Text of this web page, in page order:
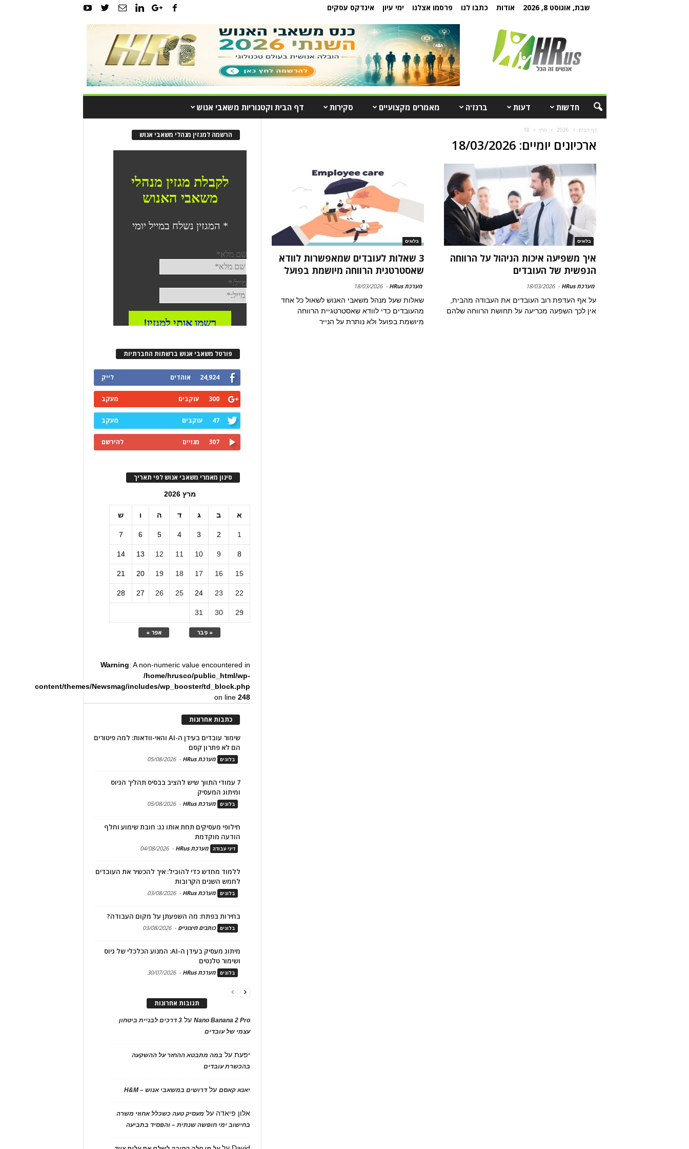
שבת, אוגוסט 8, 2026 אודות כתבו לנו פרסמו אצלנו ימי עיון אינדקס עסקים
חדשות דעות ברנז'ה מאמרים מקצועיים סקירות דף הבית וקטגוריות משאבי אנוש
דף הבית 2026 מרץ 18
ארכיונים יומיים: 18/03/2026
בלוגים
איך משפיעה איכות הניהול על הרווחה
הנפשית של העובדים
מערכת HRus -
18/03/2026
על אף העדפת רוב העובדים את העבודה מהבית,
אין לכך השפעה מכריעה על תחושת הרווחה שלהם
בלוגים
3 שאלות לעובדים שמאפשרות לוודא
שאסטרטגית הרווחה מיושמת בפועל
מערכת HRus -
18/03/2026
שאלות שעל מנהל משאבי האנוש לשאול כל אחד
מהעובדים כדי לוודא שאסטרטגיית הרווחה
מיושמת בפועל ולא נותרת על הנייר
הרשמה למגזין מנהלי משאבי אנוש
פורטל משאבי אנוש ברשתות החברתיות
24,924 אוהדים לייק
300 עוקבים מעקב
47 עוקבים מעקב
307 מנויים להירשם
סינון מאמרי משאבי אנוש לפי תאריך
מרץ 2026
א ב ג ד ה ו ש
« פבר אפר »
1
2
3
4
5
6
7
8
9
10
11
12
13
14
15
16
17
18
19
20
21
22
23
24
25
26
27
28
29
30
31
Warning: A non-numeric value encountered in
/home/hrusco/public_html/wp-
content/themes/Newsmag/includes/wp_booster/td_block.php
on line248
כתבות אחרונות
שימור עובדים בעידן ה-AI והאי-וודאות: למה פיטורים
הם לא פתרון קסם
בלוגים מערכת HRus -
05/08/2026
7 עמודי התווך שיש להציב בבסיס תהליך הגיוס
ומיתוג המעסיק
בלוגים מערכת HRus -
05/08/2026
חילופי מעסיקים תחת אותו גג: חובת שימוע וחלף
הודעה מוקדמת
דיני עבודה מערכת HRus -
04/08/2026
ללמוד מחדש כדי להוביל: איך להכשיר את העובדים
לחמש השנים הקרובות
בלוגים מערכת HRus -
03/08/2026
בחירות בפתח: מה השפעתן על מקום העבודה?
בלוגים כותבים חיצוניים -
03/08/2026
מיתוג מעסיק בעידן ה-AI: המנוע הכלכלי של גיוס
ושימור טלנטים
בלוגים מערכת HRus -
30/07/2026
תגובות אחרונות
Nano Banana 2 Proעל
3 דרכים לבניית ביטחון
עצמי של עובדים
יפעתעל במה מתבטא ההחזר על ההשקעה
בהכשרת עובדים
יאנא קאסםעלדרושים במשאבי אנוש – H&M
אלון פיאדה על מעסיק טעה כשכלל אחוזי משרה
בחישוב ימי חופשה שנתית – והפסיד בתביעה